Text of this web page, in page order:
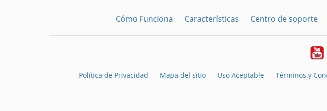
Cómo Funciona Características Centro de soporte
Política de Privacidad Mapa del sitio Uso Aceptable Términos y